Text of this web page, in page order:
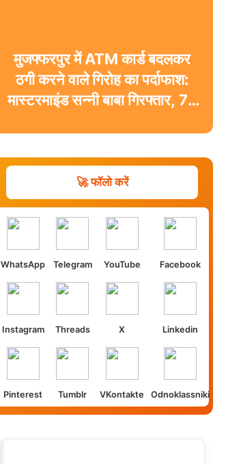
मुजफ्फरपुर में ATM कार्ड बदलकर
ठगी करने वाले गिरोह का पर्दाफाश:
मास्टरमाइंड सन्नी बाबा गिरफ्तार, 74
🚀 फॉलो करें
WhatsApp Telegram YouTube Facebook
Instagram Threads X Linkedin
Pinterest Tumblr VKontakte Odnoklassniki